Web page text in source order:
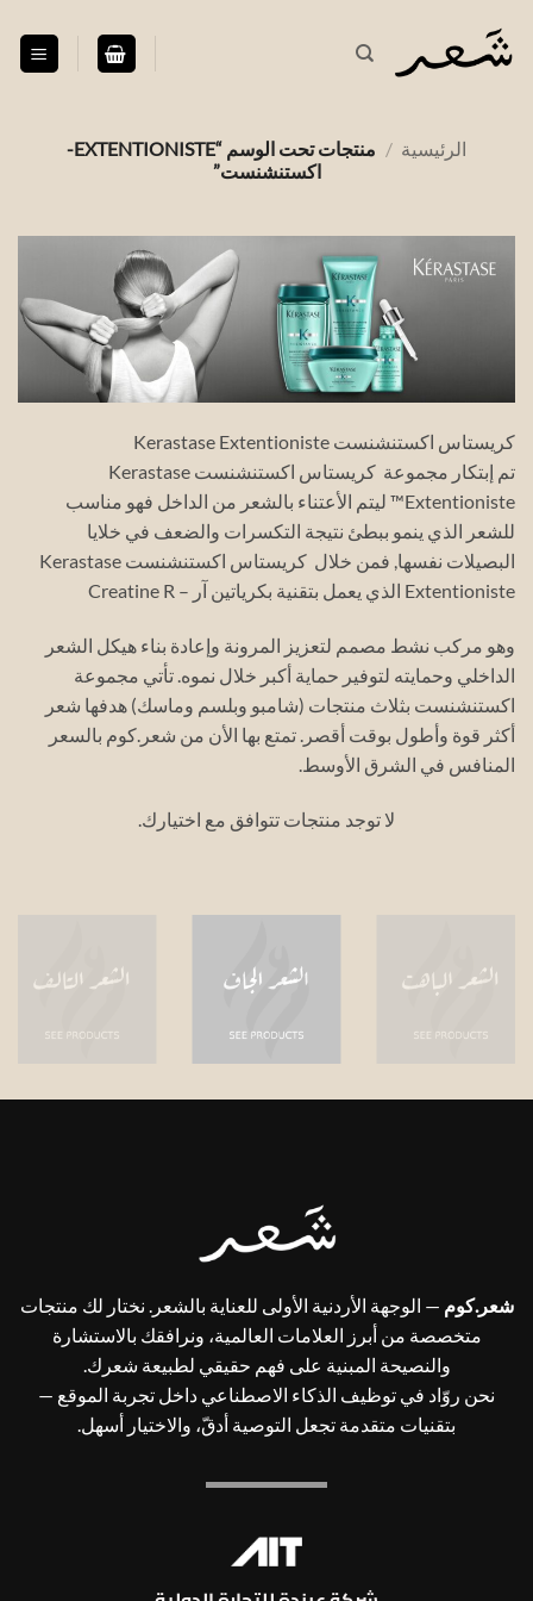
للمحتوى
الرئيسية /
منتجات تحت الوسم “EXTENTIONISTE-
اكستنشنست”
كريستاس اكستنشنست Kerastase Extentioniste
تم إبتكار مجموعة كريستاس اكستنشنست Kerastase
Extentioniste™ ليتم الأعتناء بالشعر من الداخل فهو مناسب
للشعر الذي ينمو ببطئ نتيجة التكسرات والضعف في خلايا
البصيلات نفسها, فمن خلال كريستاس اكستنشنست Kerastase
Extentioniste الذي يعمل بتقنية بكرياتين آر – Creatine R
وهو مركب نشط مصمم لتعزيز المرونة وإعادة بناء هيكل الشعر
الداخلي وحمايته لتوفير حماية أكبر خلال نموه. تأتي مجموعة
اكستنشنست بثلاث منتجات (شامبو وبلسم وماسك) هدفها شعر
أكثر قوة وأطول بوقت أقصر. تمتع بها الأن من شعر.كوم بالسعر
المنافس في الشرق الأوسط.
لا توجد منتجات تتوافق مع اختيارك.
شعر.كوم — الوجهة الأردنية الأولى للعناية بالشعر. نختار لك منتجات
متخصصة من أبرز العلامات العالمية، ونرافقك بالاستشارة
والنصيحة المبنية على فهم حقيقي لطبيعة شعرك.
نحن روّاد في توظيف الذكاء الاصطناعي داخل تجربة الموقع —
بتقنيات متقدمة تجعل التوصية أدقّ، والاختيار أسهل.